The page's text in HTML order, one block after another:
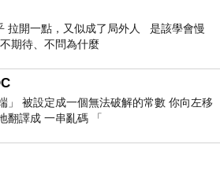
拉開一點，又似成了局外人 是該學會慢
期待、不問為什麼
」 被設定成一個無法破解的常數 你向左移
翻譯成 一串亂碼 「